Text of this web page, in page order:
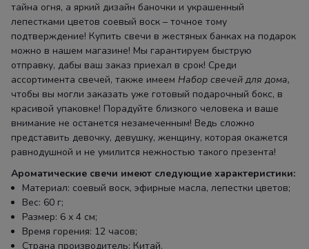
тайна огня, а яркий дизайн баночки и украшенный
лепестками цветов соевый воск – точное тому
подтверждение! Купить свечи в жестяных банках на подарок
можно в нашем магазине! Мы гарантируем быструю
отправку, дабы ваш заказ приехал в срок! Среди
ассортимента свечей, также имеем Набор свечей для дома,
чтобы вы могли заказать уже готовый подарочный бокс, в
красивой упаковке! Порадуйте близкого человека и ваше
внимание не останется незамеченным! Ведь сложно
представить девочку, девушку, женщину, которая окажется
равнодушной и не умилится нежностью такого презента!
Ароматические свечи имеют следующие характеристики:
Материал: соевый воск, эфирные масла, лепестки цветов;
Вес: 60 г;
Размер: 6 х 4 см;
Время горения: 12 часов;
Страна производитель: Китай.